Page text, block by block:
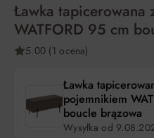
Ławka tapicerowana
WATFORD 95 cm
5.00 (1 ocena)
Ławka
pojemnikiem
boucle brązowa
Wysyłka od